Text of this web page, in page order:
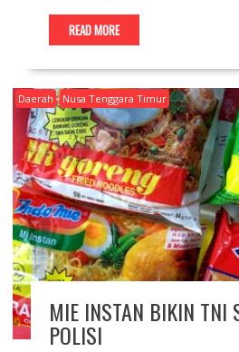
READ MORE
Daerah Nusa Tenggara Timur
MIE INSTAN BIKIN TNI
POLISI